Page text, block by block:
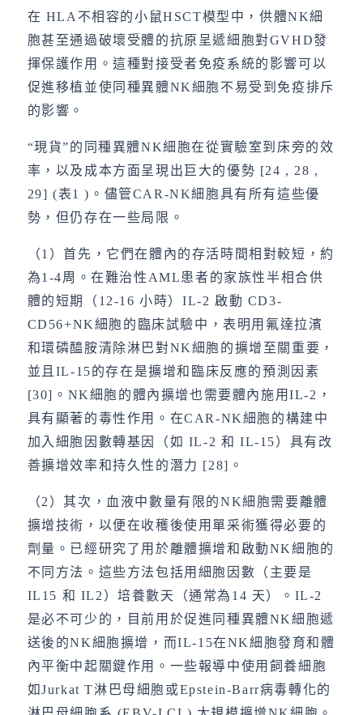
在 HLA不相容的小鼠HSCT模型中，供體NK細
胞甚至通過破壞受體的抗原呈遞細胞對GVHD發
揮保護作用。這種對接受者免疫系統的影響可以
促進移植並使同種異體NK細胞不易受到免疫排斥
的影響。
“現貨”的同種異體NK細胞在從實驗室到床旁的效
率，以及成本方面呈現出巨大的優勢 [24 , 28 ,
29] (表1 )。儘管CAR-NK細胞具有所有這些優
勢，但仍存在一些局限。
（1）首先，它們在體內的存活時間相對較短，約
為1-4周。在難治性AML患者的家族性半相合供
體的短期（12-16 小時）IL-2 啟動 CD3-
CD56+NK細胞的臨床試驗中，表明用氟達拉濱
和環磷醯胺清除淋巴對NK細胞的擴增至關重要，
並且IL-15的存在是擴增和臨床反應的預測因素
[30]。NK細胞的體內擴增也需要體內施用IL-2，
具有顯著的毒性作用。在CAR-NK細胞的構建中
加入細胞因數轉基因（如 IL-2 和 IL-15）具有改
善擴增效率和持久性的潛力 [28]。
（2）其次，血液中數量有限的NK細胞需要離體
擴增技術，以便在收穫後使用單采術獲得必要的
劑量。已經研究了用於離體擴增和啟動NK細胞的
不同方法。這些方法包括用細胞因數（主要是
IL15 和 IL2）培養數天（通常為14 天）。IL-2
是必不可少的，目前用於促進同種異體NK細胞遞
送後的NK細胞擴增，而IL-15在NK細胞發育和體
內平衡中起關鍵作用。一些報導中使用飼養細胞
如Jurkat T淋巴母細胞或Epstein-Barr病毒轉化的